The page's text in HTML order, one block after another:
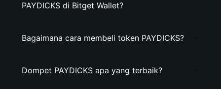
PAYDICKS di Bitget Wallet?
Bagaimana cara membeli token PAYDICKS?
Dompet PAYDICKS apa yang terbaik?